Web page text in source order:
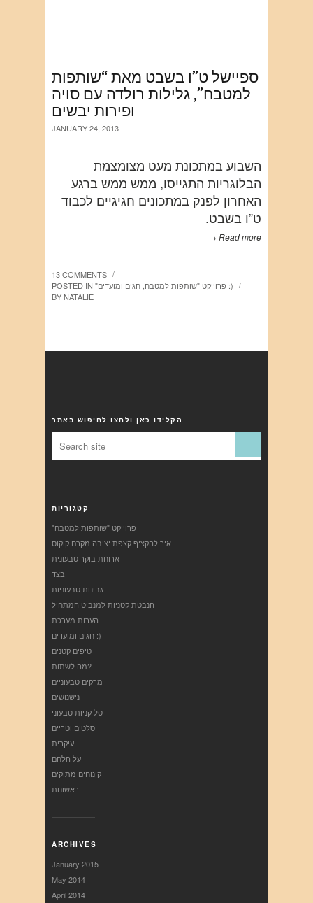
ספיישל ט”ו בשבט מאת “שותפות
למטבח”, גלילות רולדה עם סויה
ופירות יבשים
JANUARY 24, 2013
השבוע במתכונת מעט מצומצמת
הבלוגריות התגייסו, ממש ממש ברגע
האחרון לפנק במתכונים חגיגיים לכבוד
ט”ו בשבט.
Read more →
13 COMMENTS /
POSTED IN "פרוייקט "שותפות למטבח חגים ומועדים :) /
BYNATALIE
הקלידו כאן ולחצו לחיפוש באתר
קטגוריות
"פרוייקט "שותפות למטבח
איך להקציף קצפת יציבה מקרם קוקוס
ארוחת בוקר טבעונית
בצד
גבינות טבעוניות
הנבטת קטניות למנביט המתחיל
הערות מערכת
חגים ומועדים :)
טיפים קטנים
מה לשתות?
מרקים טבעוניים
נישנושים
סל קניות טבעוני
סלטים וטריים
עיקרית
על הלחם
קינוחים מתוקים
ראשונות
ARCHIVES
January 2015
May 2014
April 2014